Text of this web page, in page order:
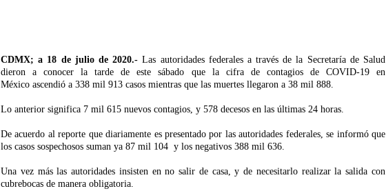
CDMX; a 18 de julio de 2020.- Las autoridades federales a través de la Secretaría de Salud
dieron a conocer la tarde de este sábado que la cifra de contagios de COVID-19 en
México ascendió a 338 mil 913 casos mientras que las muertes llegaron a 38 mil 888.
Lo anterior significa 7 mil 615 nuevos contagios, y 578 decesos en las últimas 24 horas.
De acuerdo al reporte que diariamente es presentado por las autoridades federales, se informó que
los casos sospechosos suman ya 87 mil 104 y los negativos 388 mil 636.
Una vez más las autoridades insisten en no salir de casa, y de necesitarlo realizar la salida con
cubrebocas de manera obligatoria.